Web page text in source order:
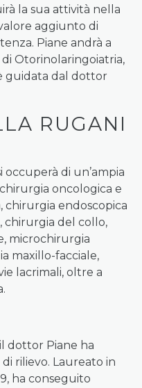
la sua attività nella
aggiunto di
Piane andrà a
Otorinolaringoiatria,
guidata dal dottor
RUGANI
occuperà di un’ampia
oncologica e
chirurgia endoscopica
chirurgia del collo,
microchirurgia
maxillo-facciale,
lacrimali, oltre a
dottor Piane ha
rilievo. Laureato in
ha conseguito